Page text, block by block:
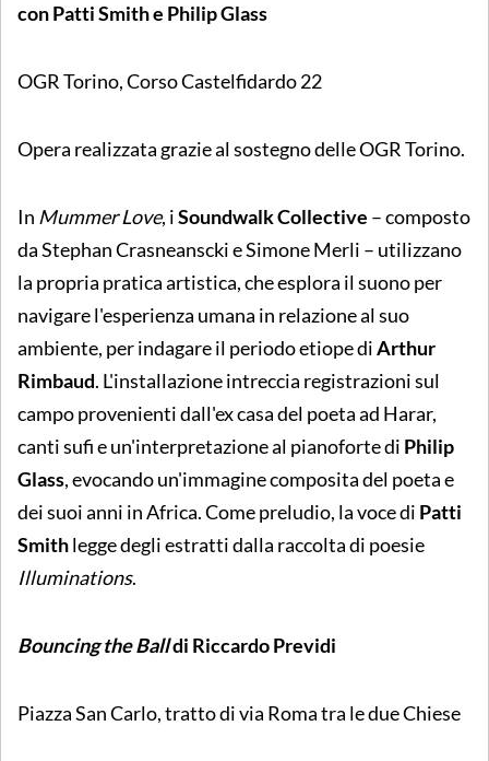
con Patti Smith e Philip Glass
OGR Torino, Corso Castelfidardo 22
Opera realizzata grazie al sostegno delle OGR Torino.
In Mummer Love, iSoundwalk Collective – composto
da Stephan Crasneanscki e Simone Merli – utilizzano
la propria pratica artistica, che esplora il suono per
navigare l'esperienza umana in relazione al suo
ambiente, per indagare il periodo etiope diArthur
Rimbaud. L'installazione intreccia registrazioni sul
campo provenienti dall'ex casa del poeta ad Harar,
canti sufi e un'interpretazione al pianoforte di Philip
Glass, evocando un'immagine composita del poeta e
dei suoi anni in Africa. Come preludio, la voce di Patti
Smithlegge degli estratti dalla raccolta di poesie
Illuminations.
Bouncing the Balldi Riccardo Previdi
Piazza San Carlo, tratto di via Roma tra le due Chiese